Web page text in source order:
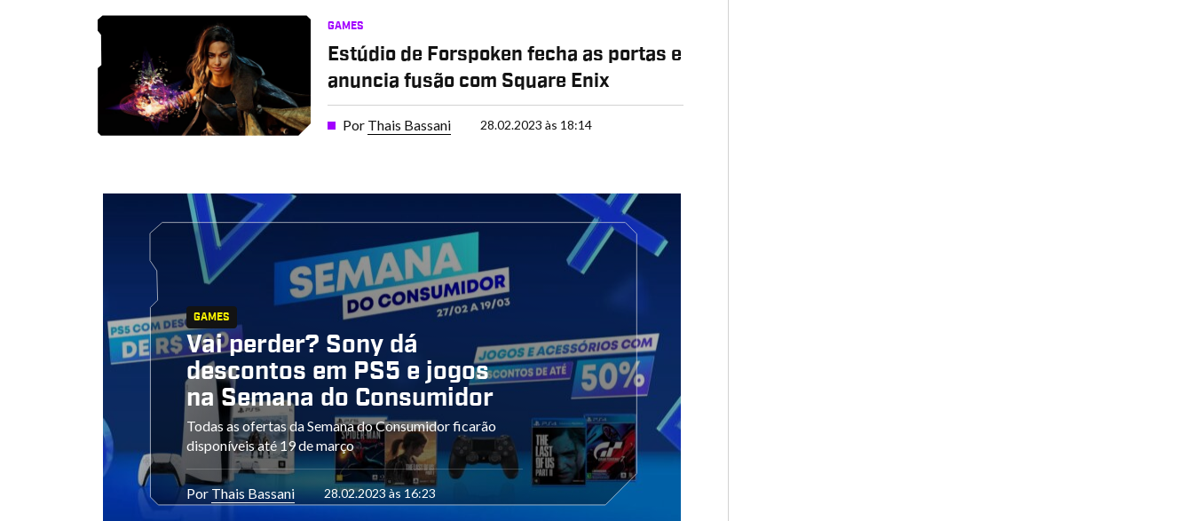
GAMES
Estúdio de Forspoken fecha as portas e
anuncia fusão com Square Enix
Por Thais Bassani 28.02.2023 às 18:14
GAMES
Vai perder? Sony dá
descontos em PS5 e jogos
na Semana do Consumidor
Todas as ofertas da Semana do Consumidor ficarão
disponíveis até 19 de março
Por Thais Bassani 28.02.2023 às 16:23